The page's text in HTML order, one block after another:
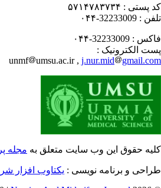
پستی : ۵۷۱۴۷۸۳۷۳۴
: 32233009-۰۴۴
: 32233009-۰۴۴
الکترونیک :
unmf
umsu.ac.ir ,j.nur.mid
حقوق این وب سایت متعلق بهمجله
و برنامه نویسی : یکتاوب افزار شرق